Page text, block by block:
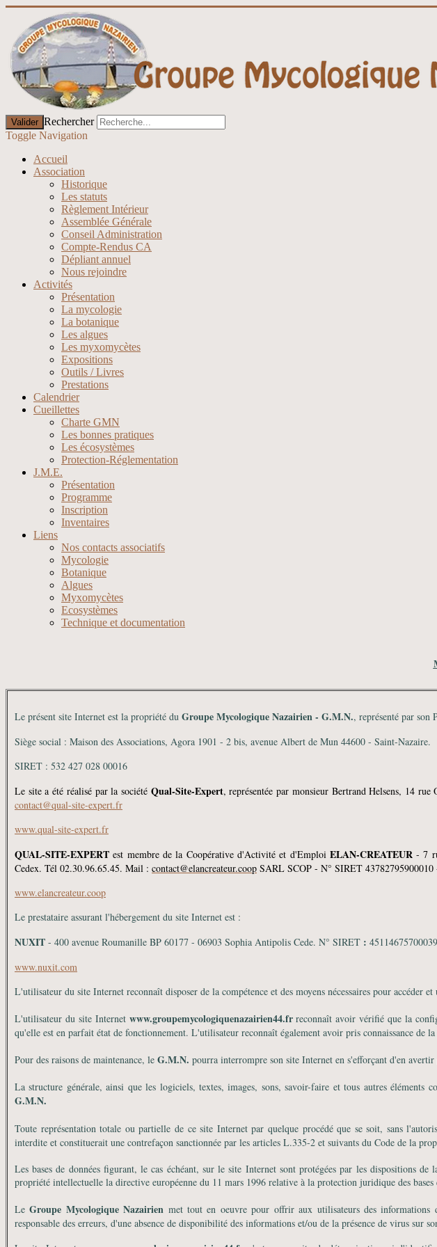
Valider Rechercher
Toggle Navigation
Accueil
Association
Historique
Les statuts
Règlement Intérieur
Assemblée Générale
Conseil Administration
Compte-Rendus CA
Dépliant annuel
Nous rejoindre
Activités
Présentation
La mycologie
La botanique
Les algues
Les myxomycètes
Expositions
Outils / Livres
Prestations
Calendrier
Cueillettes
Charte GMN
Les bonnes pratiques
Les écosystèmes
Protection-Réglementation
J.M.E.
Présentation
Programme
Inscription
Inventaires
Liens
Nos contacts associatifs
Mycologie
Botanique
Algues
Myxomycètes
Ecosystèmes
Technique et documentation
Le présent site Internet est la propriété du Groupe Mycologique Nazairien - G.M.N., représenté par son
Siège social : Maison des Associations, Agora 1901 - 2 bis, avenue Albert de Mun 44600 - Saint-Nazaire.
SIRET : 532 427 028 00016
Le site a été réalisé par la société Qual-Site-Expert, représentée par monsieur Bertrand Helsens, 14
contact@qual-site-expert.fr
www.qual-site-expert.fr
QUAL-SITE-EXPERT est membre de la Coopérative d'Activité et d'Emploi ELAN-CREATEUR- 7
Cedex. Tél 02.30.96.65.45. Mail : contact@elancreateur.coop SARL SCOP - N° SIRET
www.elancreateur.coop
Le prestataire assurant l'hébergement du site Internet est :
NUXIT - 400 avenue Roumanille BP 60177 - 06903 Sophia Antipolis Cede. N° SIRET :
www.nuxit.com
L'utilisateur du site Internet reconnaît disposer de la compétence et des moyens nécessaires pour accéder
L'utilisateur du site Internet www.groupemycologiquenazairien44.frreconnaît avoir vérifié que la
qu'elle est en parfait état de fonctionnement. L'utilisateur reconnaît également avoir pris connaissance de la
Pour des raisons de maintenance, le G.M.N. pourra interrompre son site Internet en s'efforçant d'en
La structure générale, ainsi que les logiciels, textes, images, sons, savoir-faire et tous autres éléments
G.M.N.
Toute représentation totale ou partielle de ce site Internet par quelque procédé que se soit, sans
interdite et constituerait une contrefaçon sanctionnée par les articles L.335-2 et suivants du Code de la
Les bases de données figurant, le cas échéant, sur le site Internet sont protégées par les dispositions
propriété intellectuelle la directive européenne du 11 mars 1996 relative à la protection juridique des bases
LeGroupe Mycologique Nazairien met tout en oeuvre pour offrir aux utilisateurs des informations
responsable des erreurs, d'une absence de disponibilité des informations et/ou de la présence de virus sur